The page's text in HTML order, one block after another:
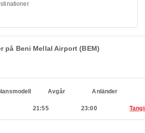
på Beni Mellal Airport (BEM)
Avgår Anländer
21:55 23:00